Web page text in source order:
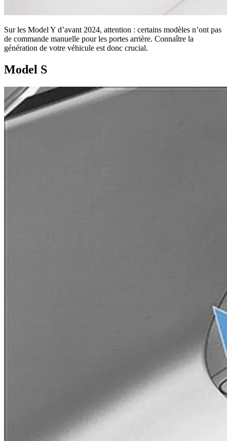
Sur les Model Y d’avant 2024, attention : certains modèles n’ont pas
de commande manuelle pour les portes arrière. Connaître la
génération de votre véhicule est donc crucial.
Model S